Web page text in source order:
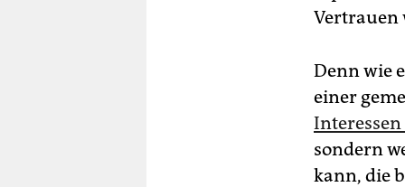
Vertrauen
Denn wie
einer
sondern
kann, die